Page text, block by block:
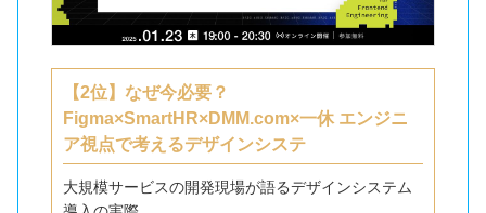
【2位】なぜ今必要？
Figma×SmartHR×DMM.com×一休 エンジニ
ア視点で考えるデザインシステ
大規模サービスの開発現場が語るデザインシステム